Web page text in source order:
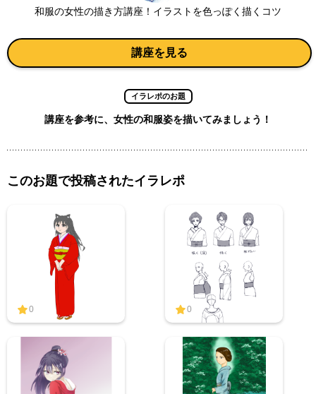
和服の女性の描き方講座！イラストを色っぽく描くコツ
講座を見る
イラレポのお題
講座を参考に、女性の和服姿を描いてみましょう！
このお題で投稿されたイラレポ
0 0